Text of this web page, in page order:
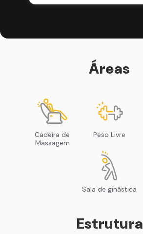
Áreas
Cadeira de
Massagem
Peso Livre
Sala de ginástica
Estrutura